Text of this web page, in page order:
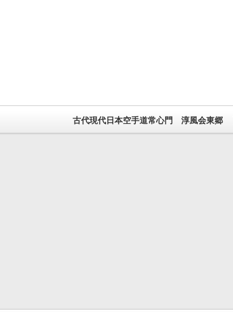
古代現代日本空手道常心門 淳風会東郷